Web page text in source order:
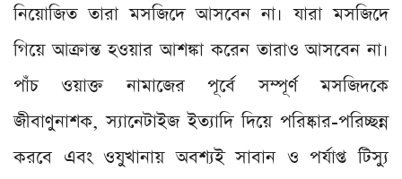
নিয়োজিত তারা মসজিদে আসবেন না। যারা মসজিদে
গিয়ে আক্রান্ত হওয়ার আশঙ্কা করেন তারাও আসবেন না।
পাঁচ ওয়াক্ত নামাজের পূর্বে সম্পূর্ণ মসজিদকে
জীবাণুনাশক, স্যানেটাইজ ইত্যাদি দিয়ে পরিষ্কার-পরিচ্ছন্ন
করবে এবং ওযুখানায় অবশ্যই সাবান ও পর্যাপ্ত টিস্যু